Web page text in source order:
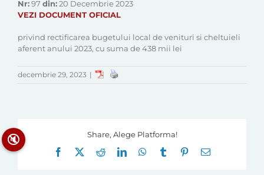
Nr:97 din:20 Decembrie 2023
VEZI DOCUMENT OFICIAL
privind rectificarea bugetului local de venituri si cheltuieli
aferent anului 2023, cu suma de 438 mii lei
decembrie 29, 2023 |
Share, Alege Platforma!
Facebook
RedditLinkedInWhatsApp
Tumblr Pinterest
E-
🔇